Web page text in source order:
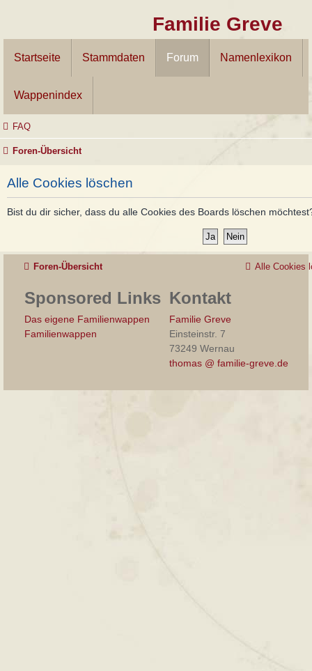
Familie Greve
Startseite Stammdaten Forum Namenlexikon
Wappenindex
FAQ
Foren-Übersicht
Alle Cookies löschen
Bist du dir sicher, dass du alle Cookies des Boards löschen
Foren-Übersicht Alle Cookies
Sponsored Links
Das eigene Familienwappen
Familienwappen
Kontakt
Familie Greve
Einsteinstr. 7
73249 Wernau
thomas @ familie-greve.de